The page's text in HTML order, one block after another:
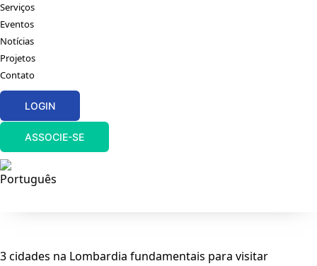
Serviços
Eventos
Notícias
Projetos
Contato
LOGIN
ASSOCIE-SE
3 cidades na Lombardia fundamentais para visitar